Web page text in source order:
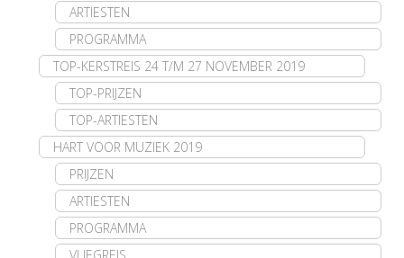
ARTIESTEN
PROGRAMMA
TOP-KERSTREIS 24 T/M 27 NOVEMBER 2019
TOP-PRIJZEN
TOP-ARTIESTEN
HART VOOR MUZIEK 2019
PRIJZEN
ARTIESTEN
PROGRAMMA